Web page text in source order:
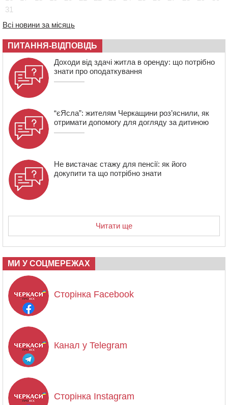
08:57
670 тис грн штрафу за незаконні зміни до договору
Мокрокалигірського психоневрологічного інтернату
07:23 Уманські міграційники видворили з країни грузина,
який відсидів термін у колонії
31
Всі новини за місяць
ПИТАННЯ-ВІДПОВІДЬ
Доходи від здачі житла в оренду: що потрібно
знати про оподаткування
“єЯсла”: жителям Черкащини роз’яснили, як
отримати допомогу для догляду за дитиною
Не вистачає стажу для пенсії: як його
докупити та що потрібно знати
Читати ще
МИ У СОЦМЕРЕЖАХ
Сторінка Facebook
Канал у Telegram
Сторінка Instagram